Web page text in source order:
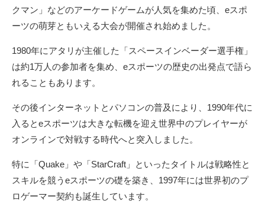
クマン」などのアーケードゲームが人気を集めた頃、eスポ
ーツの萌芽ともいえる大会が開催され始めました。
1980年にアタリが主催した「スペースインベーダー選手権」
は約1万人の参加者を集め、eスポーツの歴史の出発点で語ら
れることもあります。
その後インターネットとパソコンの普及により、1990年代に
入るとeスポーツは大きな転機を迎え世界中のプレイヤーが
オンラインで対戦する時代へと突入しました。
特に「Quake」や「StarCraft」といったタイトルは戦略性と
スキルを競うeスポーツの礎を築き、1997年には世界初のプ
ロゲーマー契約も誕生しています。